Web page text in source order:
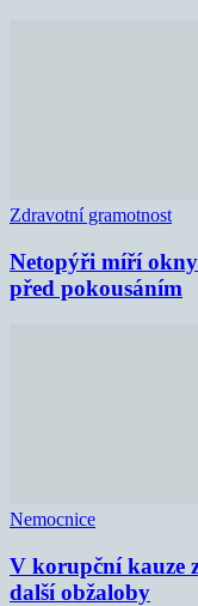
Zdravotní gramotnost
Netopýři míří
před pokousáním
Nemocnice
V korupční kauze
další obžaloby